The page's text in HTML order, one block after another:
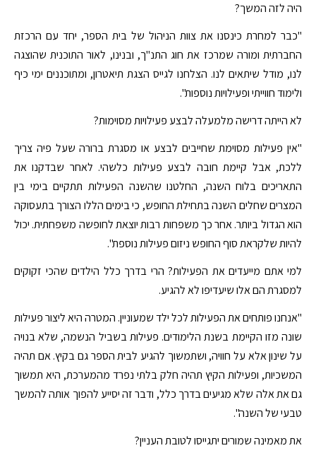
היה לזה המשך?
"כבר למחרת כינסנו את צוות הניהול של בית הספר, יחד עם הרכזת
החברתית ומורה שמרכז את חוג התנ"ך, ובנינו, לאור התוכנית שהוצגה
לנו, מודל שיתאים לנו. הצלחנו לגייס הצגת תיאטרון, ומתוכננים ימי כיף
ולימוד חווייתי ופעילויות נוספות".
לא הייתה דרישה מלמעלה לבצע פעילויות מסוימות?
"אין פעילות מסוימת שחייבים לבצע או מסגרת ברורה שעל פיה צריך
ללכת, אבל קיימת חובה לבצע פעילות כלשהי. לאחר שבדקנו את
התאריכים בלוח השנה, החלטנו שהשנה הפעילות תתקיים בימי בין
המצרים שחלים השנה בתחילת החופש, כי בימים הללו הצורך בתעסוקה
הוא הגדול ביותר. אחר כך משפחות רבות יוצאת לחופשה משפחתית. יכול
להיות שלקראת סוף החופש ניזום פעילות נוספת".
למי אתם מייעדים את הפעילות? הרי בדרך כלל הילדים שהכי זקוקים
למסגרת הם אלו שיעדיפו לא להגיע.
"אנחנו פותחים את הפעילות לכל ילד שמעוניין. המטרה היא ליצור פעילות
שונה מזו הקיימת בשנת הלימודים. פעילות בשביל הנשמה, שלא בנויה
על שינון אלא על חוויה, ושתמשוך להגיע לבית הספר גם בקיץ. אם תהיה
המשכיות, ופעילות הקיץ תהיה חלק בלתי נפרד מהמערכת, היא תמשוך
גם את אלה שלא מגיעים בדרך כלל, ודבר זה יסייע להפוך אותה להמשך
טבעי של השנה".
את מאמינה שמורים יתגייסו לטובת העניין?